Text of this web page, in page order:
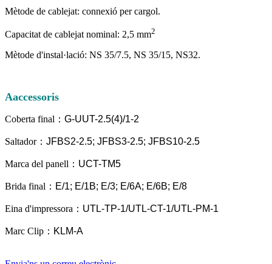
Mètode de cablejat: connexió per cargol.
Capacitat de cablejat nominal: 2,5 mm2
Mètode d'instal·lació: NS 35/7.5, NS 35/15, NS32.
Aaccessoris
Coberta final ： G-UUT-2.5(4)/1-2
Saltador： JFBS2-2.5; JFBS3-2.5; JFBS10-2.5
Marca del panell ： UCT-TM5
Brida final ： E/1; E/1B; E/3; E/6A; E/6B; E/8
Eina d'impressora ： UTL-TP-1/UTL-CT-1/UTL-PM-1
Marc Clip ： KLM-A